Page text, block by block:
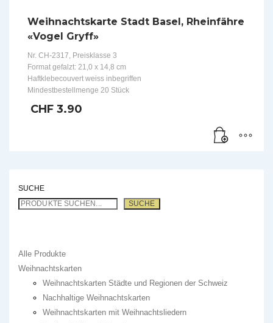
Weihnachtskarte Stadt Basel, Rheinfähre
«Vogel Gryff»
Nr. CH-2317, Preisklasse 3
Format gefalzt: 21,0 x 14,8 cm
Haftklebecouvert weiss inbegriffen
Mindestbestellmenge 20 Stück
CHF 3.90
SUCHE
SUCHE
Alle Produkte
Weihnachtskarten
Weihnachtskarten Städte und Regionen der Schweiz
Nachhaltige Weihnachtskarten
Weihnachtskarten mit Weihnachtsliedern